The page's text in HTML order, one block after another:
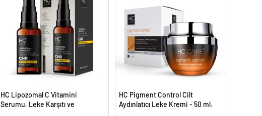
HC Lipozomal C Vitamini
Serumu, Leke Karşıtı ve
HC Pigment Control Cilt
Aydınlatıcı Leke Kremi - 50 ml.